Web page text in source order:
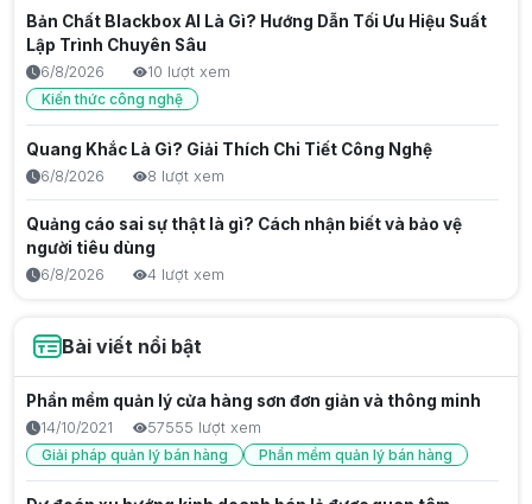
Bản Chất Blackbox AI Là Gì? Hướng Dẫn Tối Ưu Hiệu Suất
Lập Trình Chuyên Sâu
6/8/2026
10 lượt xem
Kiến thức công nghệ
Quang Khắc Là Gì? Giải Thích Chi Tiết Công Nghệ
6/8/2026 8 lượt xem
Quảng cáo sai sự thật là gì? Cách nhận biết và bảo vệ
người tiêu dùng
6/8/2026 4 lượt xem
6/8/2026 9 lượt xem
Thế hệ Gen Z từ năm nào? Tìm hiểu nguồn gốc và đặc
điểm Gen Z
6/8/2026 4 lượt xem
Thế hệ gen z la gì? Đặc điểm, năm sinh và vai trò trong
Bài viết nổi bật
Phần mềm quản lý cửa hàng sơn đơn giản và thông minh
14/10/2021
57555 lượt xem
Giải pháp quản lý bán hàng
Phần mềm quản lý bán hàng